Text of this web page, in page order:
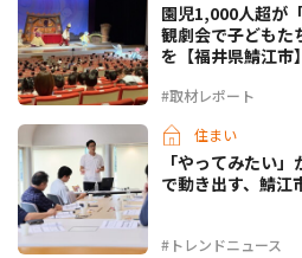
#取材レポート
園児1,000人超が
観劇会で子どもた
を【福井県鯖江市】
住まい
#トレンドニュース
「やってみたい
で動き出す、鯖江